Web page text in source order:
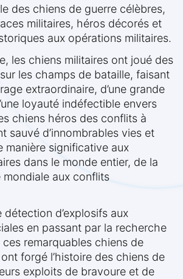
des chiens de guerre célèbres,
militaires, héros décorés et
aux opérations militaires.
les chiens militaires ont joué des
les champs de bataille, faisant
extraordinaire, d’une grande
loyauté indéfectible envers
chiens héros des conflits à
sauvé d’innombrables vies et
manière significative aux
dans le monde entier, de la
mondiale aux conflits
détection d’explosifs aux
en passant par la recherche
remarquables chiens de
forgé l’histoire des chiens de
exploits de bravoure et de